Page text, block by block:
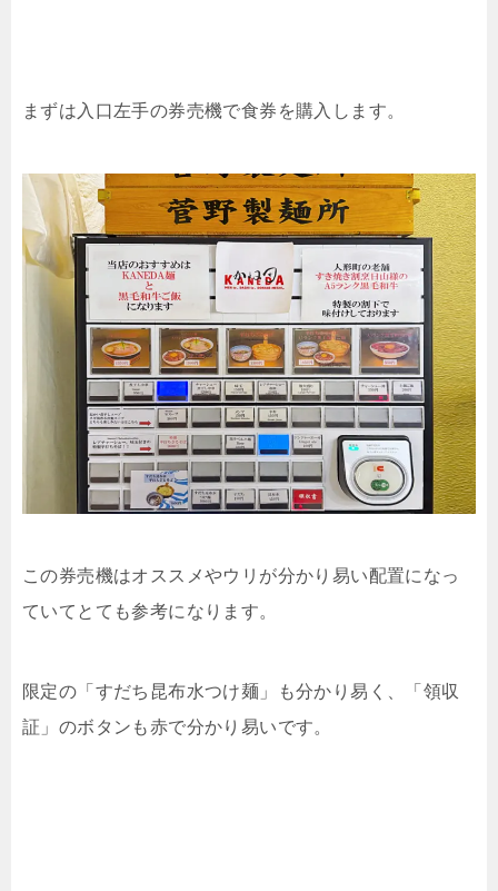
まずは入口左手の券売機で食券を購入します。
この券売機はオススメやウリが分かり易い配置になっ
ていてとても参考になります。
限定の「すだち昆布水つけ麺」も分かり易く、「領収
証」のボタンも赤で分かり易いです。